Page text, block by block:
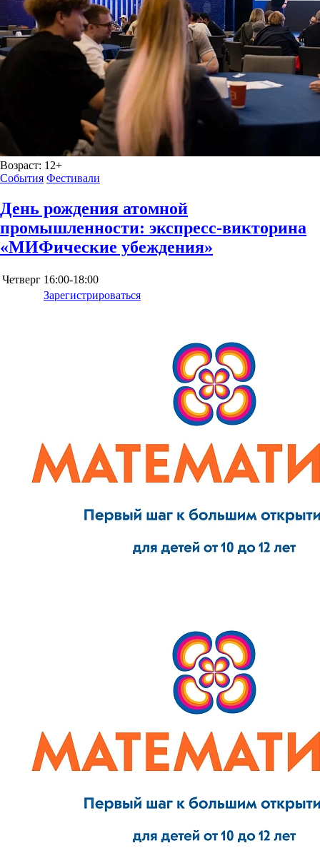
Возраст: 12+
События Фестивали
День рождения атомной
промышленности: экспресс-викторина
«МИФические убеждения»
Четверг 16:00-18:00
Зарегистрироваться